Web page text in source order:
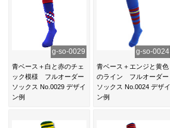
g-so-0029
青ベース＋白と赤のチェ
ック模様 フルオーダー
ソックス No.0029 デザイ
ン例
g-so-0024
青ベース＋エンジと黄色
のライン フルオーダー
ソックス No.0024 デザイ
ン例